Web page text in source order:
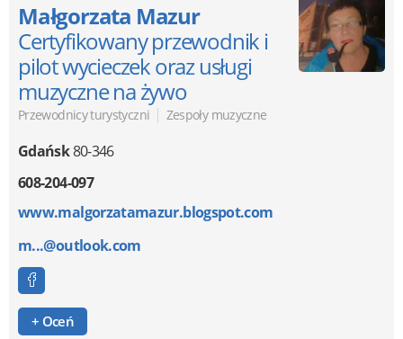
Małgorzata Mazur
Certyfikowany przewodnik i
pilot wycieczek oraz usługi
muzyczne na żywo
Przewodnicy turystyczni | Zespoły muzyczne
Gdańsk80-346
608-204-097
www.malgorzatamazur.blogspot.com
m...@outlook.com
+ Oceń